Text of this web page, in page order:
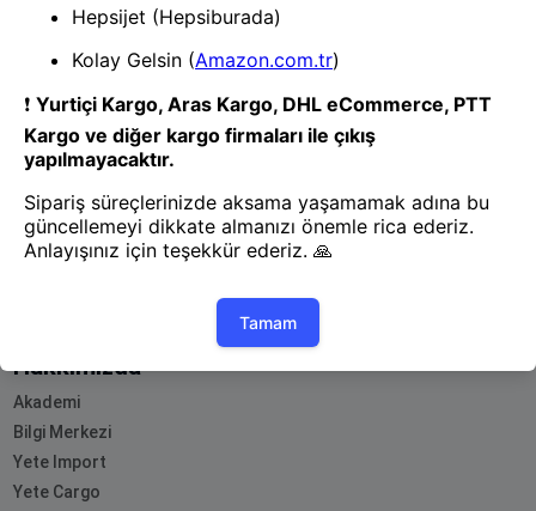
- Yenilik ve hızı keşfedin, işinizi
daha etkili ve verimli bir şekilde
yönetin!
Google Play
Hakkımızda
Akademi
Bilgi Merkezi
Yete Import
Yete Cargo